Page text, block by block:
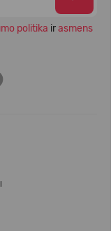
politika irasmens